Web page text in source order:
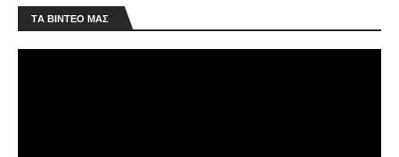
ΤA ΒΙΝΤΕΟ MAΣ